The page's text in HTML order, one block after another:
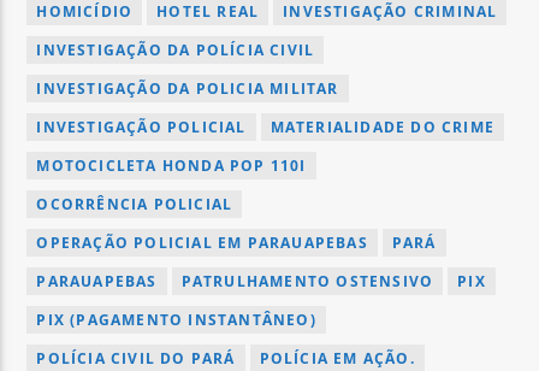
HOMICÍDIO
HOTEL REAL
INVESTIGAÇÃO CRIMINAL
INVESTIGAÇÃO DA POLÍCIA CIVIL
INVESTIGAÇÃO DA POLICIA MILITAR
INVESTIGAÇÃO POLICIAL
MATERIALIDADE DO CRIME
MOTOCICLETA HONDA POP 110I
OCORRÊNCIA POLICIAL
OPERAÇÃO POLICIAL EM PARAUAPEBAS
PARÁ
PARAUAPEBAS
PATRULHAMENTO OSTENSIVO
PIX
PIX (PAGAMENTO INSTANTÂNEO)
POLÍCIA CIVIL DO PARÁ
POLÍCIA EM AÇÃO.